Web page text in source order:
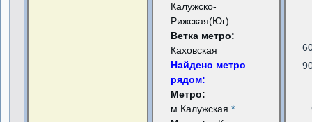
Калужско-
Рижская(Юг)
Ветка метро:
Каховская
Найдено метро
рядом:
Метро:
м.Калужская*